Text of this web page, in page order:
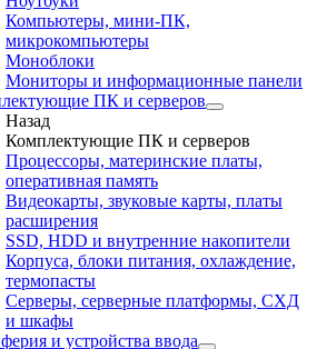
Компьютеры, мини-ПК,
микрокомпьютеры
Моноблоки
Мониторы и информационные панели
ПК и серверов
Назад
Комплектующие ПК и серверов
Процессоры, материнские платы,
оперативная память
Видеокарты, звуковые карты, платы
расширения
SSD, HDD и внутренние накопители
Корпуса, блоки питания, охлаждение,
термопасты
Серверы, серверные платформы, СХД
и шкафы
и устройства ввода